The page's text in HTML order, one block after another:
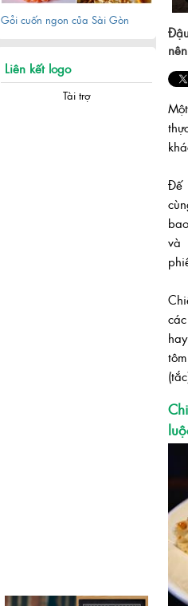
Đế
và
Gỏi cuốn ngon của Sài Gòn
Liên kết logo
Tài trợ